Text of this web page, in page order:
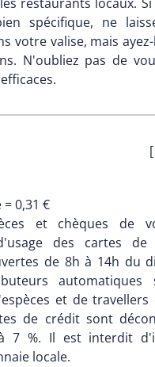
restaurants locaux.
spécifique, ne
votre valise, mais
N'oubliez pas de
[
= 0,31
et chèques de
des cartes de
de 8h à 14h du
automatiques
et de travellers
de crédit sont
7 %. Il est interdit
locale.